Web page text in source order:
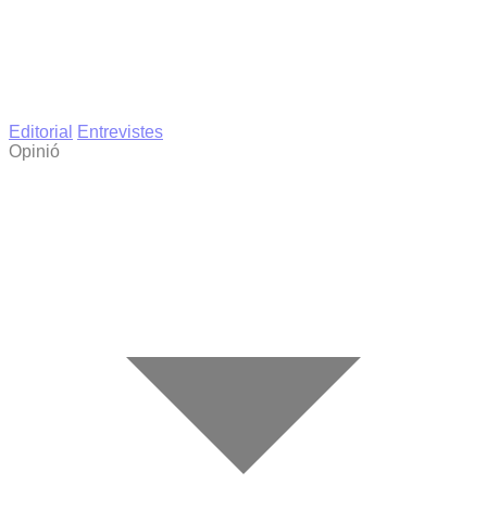
Editorial
Entrevistes
Opinió